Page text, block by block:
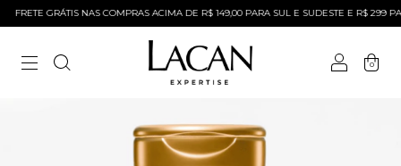
FRETE GRÁTIS NAS COMPRAS ACIMA DE R$ 149,00 PARA SUL E SUDESTE E R$ 299
0